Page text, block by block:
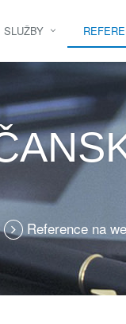
SLUŽBY
Reference na